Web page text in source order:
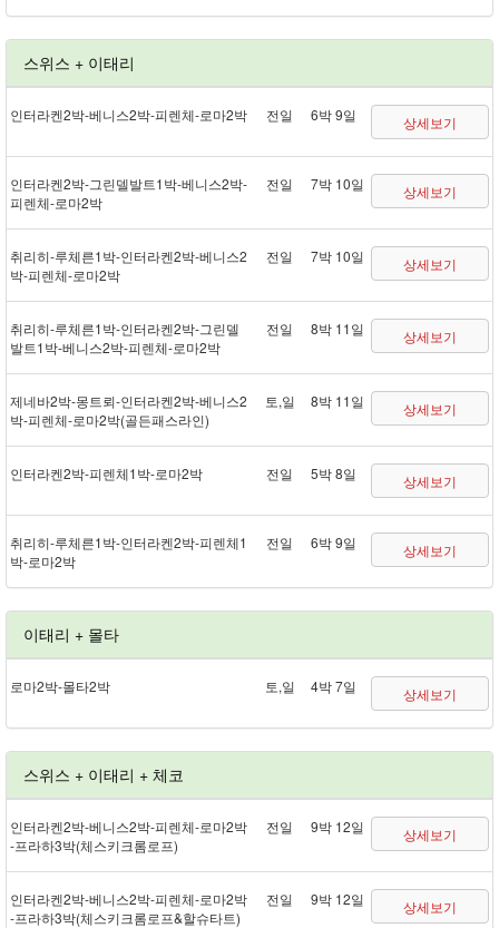
스위스 + 이태리
인터라켄 2박 - 베니스 2박 - 피렌체 - 로마 2박 전일 6박 9일 상세보기
인터라켄 2박 - 그린델발트 1박 - 베니스 2박 -
피렌체 - 로마 2박
전일 7박 10일 상세보기
취리히 - 루체른 1박 - 인터라켄 2박 - 베니스 2
박 - 피렌체 - 로마 2박
전일 7박 10일 상세보기
취리히 - 루체른 1박 - 인터라켄 2박 - 그린델
발트 1박 - 베니스 2박 - 피렌체 - 로마 2박
전일 8박 11일 상세보기
제네바 2박 - 몽트뢰 - 인터라켄 2박 - 베니스 2
박 - 피렌체 - 로마 2박(골든패스 라인)
토,일 8박 11일 상세보기
인터라켄 2박 - 피렌체 1박 - 로마 2박 전일 5박 8일 상세보기
취리히 - 루체른 1박 - 인터라켄 2박 - 피렌체 1
박 - 로마 2박
전일 6박 9일 상세보기
이태리 + 몰타
로마 2박 - 몰타 2박 토,일 4박 7일 상세보기
스위스 + 이태리 + 체코
인터라켄 2박 - 베니스 2박 - 피렌체 - 로마 2박
- 프라하 3박(체스키크롬로프)
전일 9박 12일 상세보기
인터라켄 2박 - 베니스 2박 - 피렌체 - 로마 2박
- 프라하 3박(체스키크롬로프&할슈타트)
전일 9박 12일 상세보기